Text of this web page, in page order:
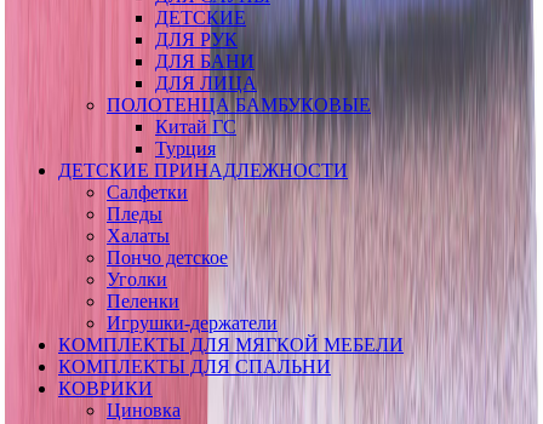
ДЕТСКИЕ
ДЛЯ РУК
ДЛЯ БАНИ
ДЛЯ ЛИЦА
ПОЛОТЕНЦА БАМБУКОВЫЕ
Китай ГС
Турция
ДЕТСКИЕ ПРИНАДЛЕЖНОСТИ
Салфетки
Пледы
Халаты
Пончо детское
Уголки
Пеленки
Игрушки-держатели
КОМПЛЕКТЫ ДЛЯ МЯГКОЙ МЕБЕЛИ
КОМПЛЕКТЫ ДЛЯ СПАЛЬНИ
КОВРИКИ
Циновка